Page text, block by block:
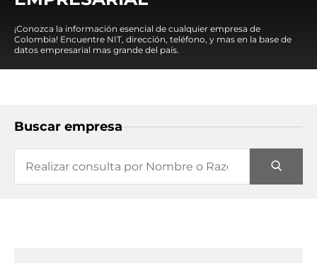
¡Conozca la información esencial de cualquier empresa de
Colombia! Encuentre NIT, dirección, teléfono, y mas en la base de
datos empresarial mas grande del país.
Buscar empresa